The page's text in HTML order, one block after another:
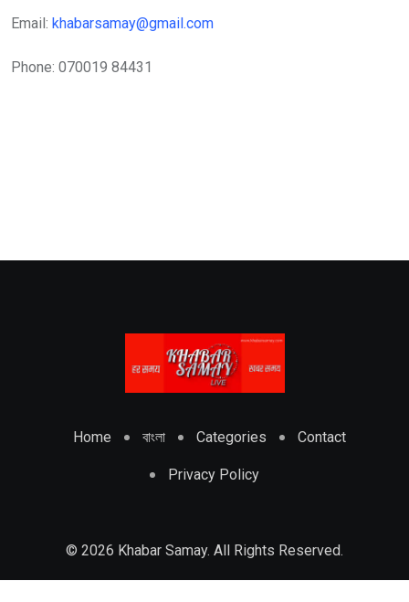
Email: khabarsamay@gmail.com
Phone: 070019 84431
Home বাংলা Categories Contact
Privacy Policy
© 2026 Khabar Samay. All Rights Reserved.